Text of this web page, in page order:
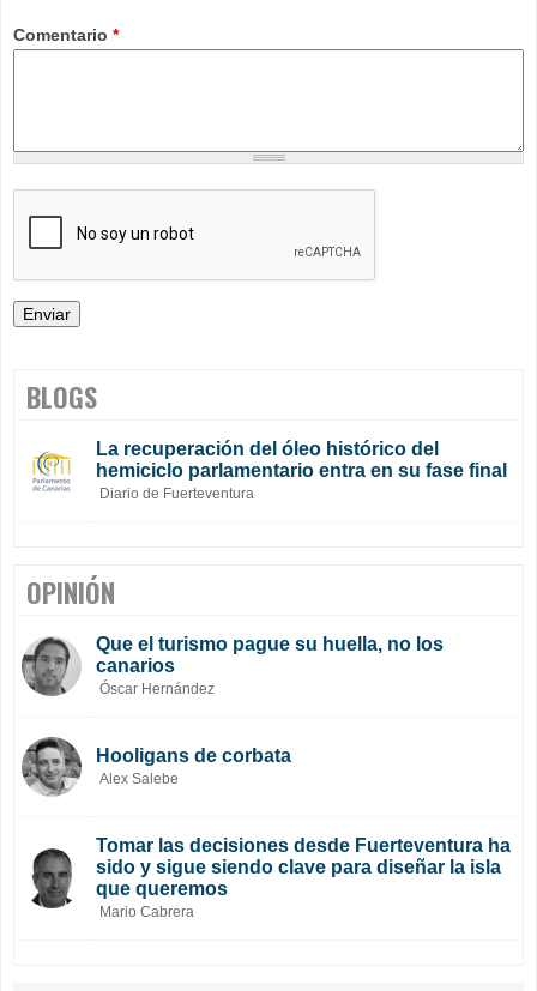
Comentario *
BLOGS
La recuperación del óleo histórico del
hemiciclo parlamentario entra en su fase final
Diario de Fuerteventura
OPINIÓN
Que el turismo pague su huella, no los
canarios
Óscar Hernández
Hooligans de corbata
Alex Salebe
Tomar las decisiones desde Fuerteventura ha
sido y sigue siendo clave para diseñar la isla
que queremos
Mario Cabrera